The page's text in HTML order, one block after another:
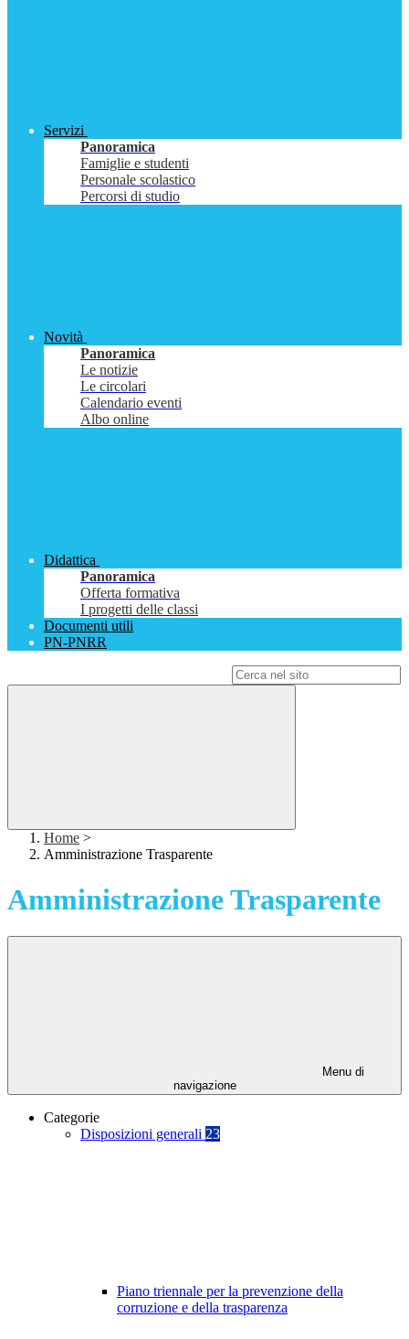
Servizi
Panoramica
Famiglie e studenti
Personale scolastico
Percorsi di studio
Novità
Panoramica
Le notizie
Le circolari
Calendario eventi
Albo online
Didattica
Panoramica
Offerta formativa
I progetti delle classi
Documenti utili
PN-PNRR
Home >
Amministrazione Trasparente
Amministrazione Trasparente
Menu di
navigazione
Categorie
Disposizioni generali 23
Piano triennale per la prevenzione della
corruzione e della trasparenza